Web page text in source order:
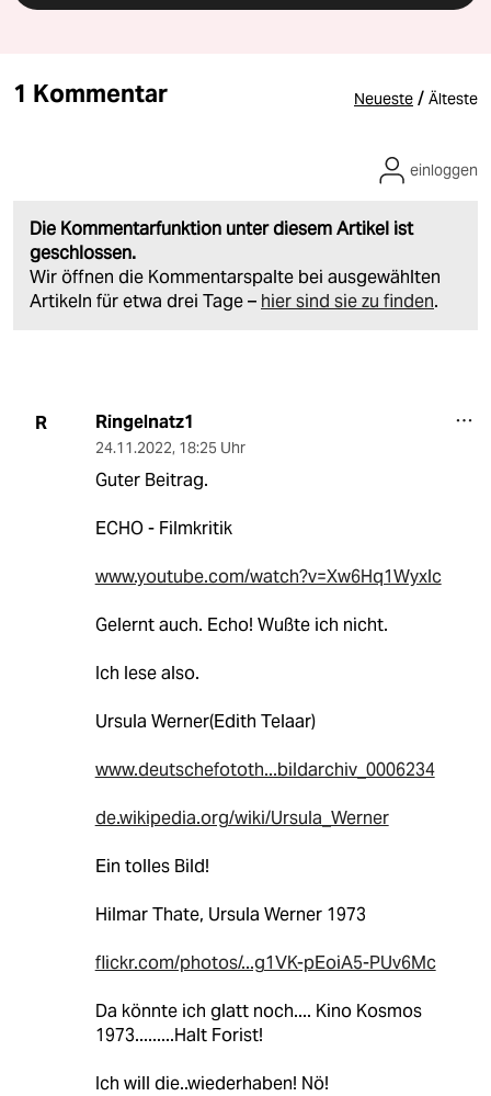
1 Kommentar Neueste / Älteste
Die Kommentarfunktion unter diesem Artikel ist
geschlossen.
Wir öffnen die Kommentarspalte bei ausgewählten
Artikeln für etwa drei Tage – hier sind sie zu finden.
einloggen
R Ringelnatz1
24.11.2022, 18:25 Uhr
Guter Beitrag.
ECHO - Filmkritik
www.youtube.com/watch?v=Xw6Hq1Wyxlc
Gelernt auch. Echo! Wußte ich nicht.
Ich lese also.
Ursula Werner(Edith Telaar)
www.deutschefototh...bildarchiv_0006234
de.wikipedia.org/wiki/Ursula_Werner
Ein tolles Bild!
Hilmar Thate, Ursula Werner 1973
flickr.com/photos/...g1VK-pEoiA5-PUv6Mc
Da könnte ich glatt noch.... Kino Kosmos
1973.........Halt Forist!
Ich will die..wiederhaben! Nö!